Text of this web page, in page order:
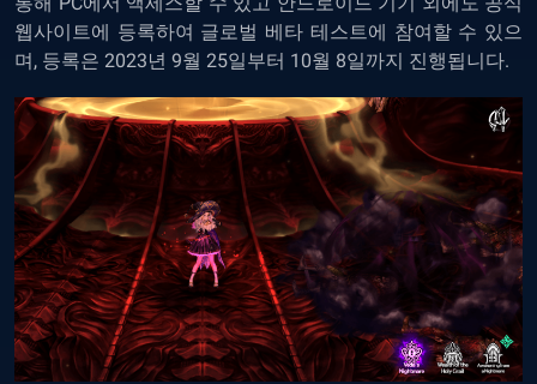
웹사이트에 등록하여 글로벌 베타 테스트에 참여할 수 있으
며, 등록은 2023년 9월 25일부터 10월 8일까지 진행됩니다.